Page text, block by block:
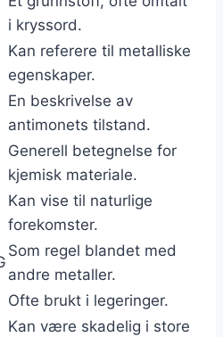
i kryssord.
Kan referere til metalliske
egenskaper.
En beskrivelse av
antimonets tilstand.
Generell betegnelse for
kjemisk materiale.
Kan vise til naturlige
forekomster.
Som regel blandet med
andre metaller.
Ofte brukt i legeringer.
Kan være skadelig i store